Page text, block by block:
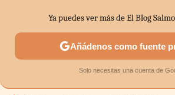
SECTORES ECONOMÍA DOMÉSTICA
Ya puedes ver más de El Blog
Añádenos como fuente
Solo necesitas una cuenta de